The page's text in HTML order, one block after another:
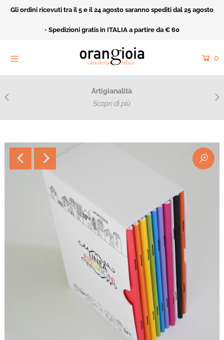
Gli ordini ricevuti tra il 5 e il 24 agosto saranno spediti dal 25 agosto
• Spedizioni gratis in ITALIA a partire da € 60
0
Artigianalità
Scopri di più
Riproduci
Rivendita
Acquarello e ricamo
Collezioni
Fatto Apposta
Entra o crea un nuovo account